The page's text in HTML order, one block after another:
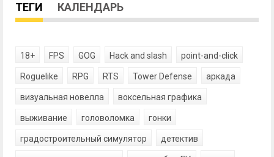
ТЕГИ КАЛЕНДАРЬ
18+ FPS GOG Hack and slash point-and-click
Roguelike RPG RTS Tower Defense аркада
визуальная новелла воксельная графика
выживание головоломка гонки
градостроительный симулятор детектив